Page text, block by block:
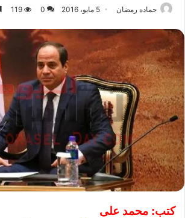
حماده رمضان 5 مايو، 2016 0
119
كتب: محمد على